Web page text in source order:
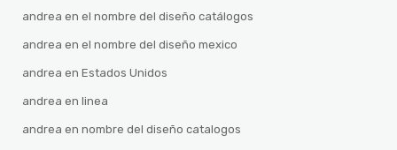
andrea en el nombre del diseño catálogos
andrea en el nombre del diseño mexico
andrea en Estados Unidos
andrea en linea
andrea en nombre del diseño catalogos